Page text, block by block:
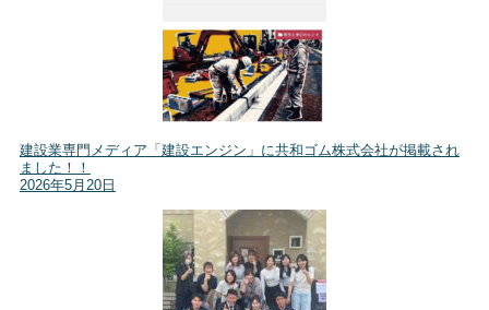
建設業専門メディア「建設エンジン」に共和ゴム株式会社が掲載され
ました！！
2026年5月20日